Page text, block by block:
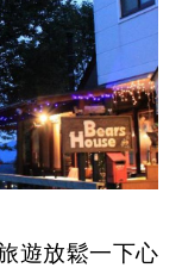
遊放鬆一下心